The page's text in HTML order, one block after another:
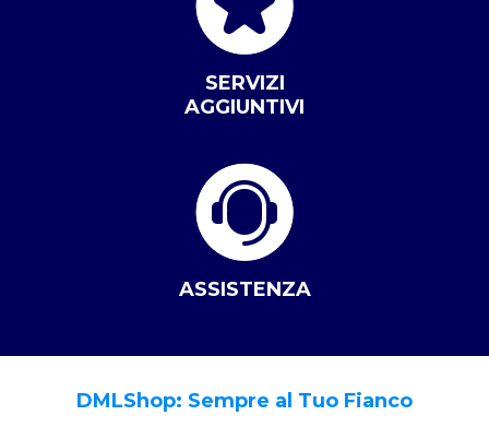
SERVIZI
AGGIUNTIVI
ASSISTENZA
DMLShop: Sempre al Tuo Fianco